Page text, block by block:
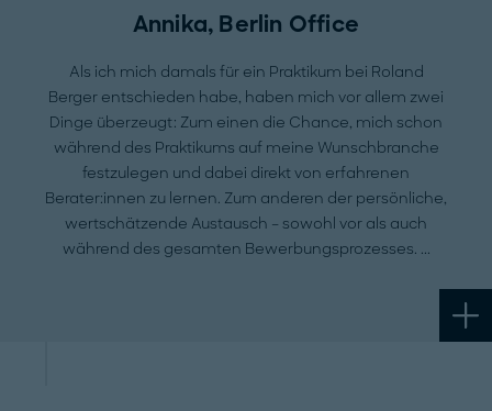
Annika, Berlin Office
Als ich mich damals für ein Praktikum bei Roland
Berger entschieden habe, haben mich vor allem zwei
Dinge überzeugt: Zum einen die Chance, mich schon
während des Praktikums auf meine Wunschbranche
festzulegen und dabei direkt von erfahrenen
Berater:innen zu lernen. Zum anderen der persönliche,
wertschätzende Austausch – sowohl vor als auch
während des gesamten Bewerbungsprozesses.